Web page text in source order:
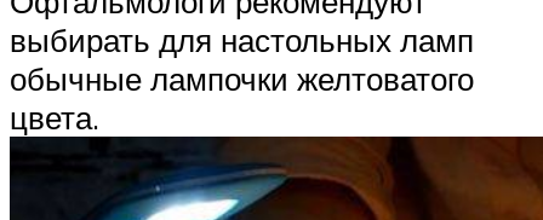
выбирать для настольных ламп
обычные лампочки желтоватого
цвета.